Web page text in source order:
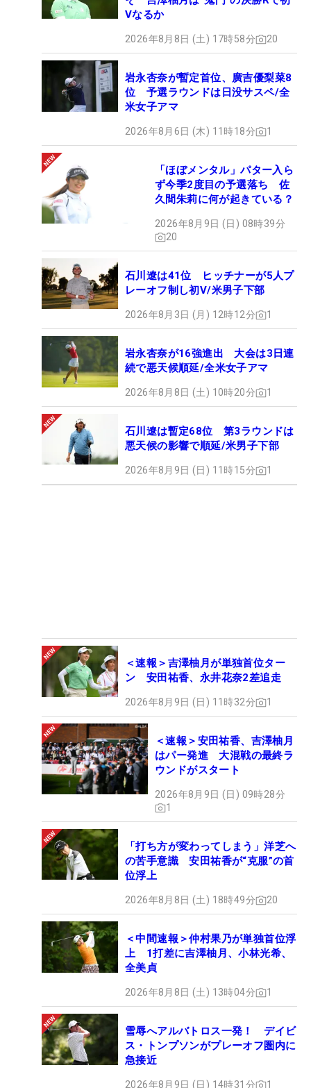
Vなるか
2026年8月8日 (土) 17時58分 20
岩永杏奈が暫定首位、廣吉優梨菜8
位 予選ラウンドは日没サスペ/全
米女子アマ
2026年8月6日 (木) 11時18分 1
「ほぼメンタル」パター入ら
ず今季2度目の予選落ち 佐
久間朱莉に何が起きている？
2026年8月9日 (日) 08時39分
20
石川遼は41位 ヒッチナーが5人プ
レーオフ制し初V/米男子下部
2026年8月3日 (月) 12時12分 1
岩永杏奈が16強進出 大会は3日連
続で悪天候順延/全米女子アマ
2026年8月8日 (土) 10時20分 1
石川遼は暫定68位 第3ラウンドは
悪天候の影響で順延/米男子下部
2026年8月9日 (日) 11時15分 1
＜速報＞吉澤柚月が単独首位ター
ン 安田祐香、永井花奈2差追走
2026年8月9日 (日) 11時32分 1
＜速報＞安田祐香、吉澤柚月
はパー発進 大混戦の最終ラ
ウンドがスタート
2026年8月9日 (日) 09時28分
1
「打ち方が変わってしまう」洋芝へ
の苦手意識 安田祐香が“克服”の首
位浮上
2026年8月8日 (土) 18時49分 20
＜中間速報＞仲村果乃が単独首位浮
上 1打差に吉澤柚月、小林光希、
全美貞
2026年8月8日 (土) 13時04分 1
雪辱へアルバトロス一発！ デイビ
ス・トンプソンがプレーオフ圏内に
急接近
2026年8月9日 (日) 14時31分 1